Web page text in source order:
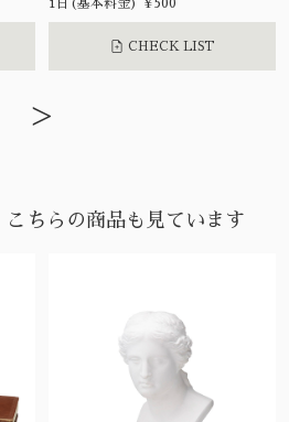
1日(基本料金) ¥500
CHECK LIST
>
こちらの商品も見ています